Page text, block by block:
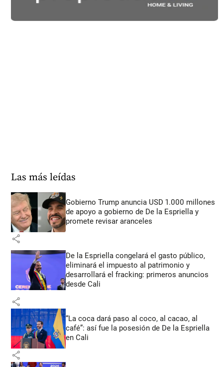
Las más leídas
Gobierno Trump anuncia USD 1.000 millones
de apoyo a gobierno de De la Espriella y
promete revisar aranceles
share
De la Espriella congelará el gasto público,
eliminará el impuesto al patrimonio y
desarrollará el fracking: primeros anuncios
desde Cali
share
“La coca dará paso al coco, al cacao, al
café”: así fue la posesión de De la Espriella
en Cali
share